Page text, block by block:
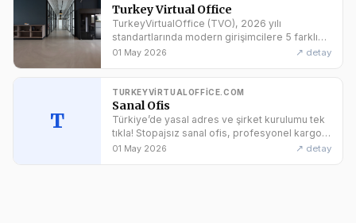
Turkey Virtual Office
TurkeyVirtualOffice (TVO), 2026 yılı
standartlarında modern girişimcilere 5 farklı
dilde prestijli yasal adres, şirket kuruluşu
için doğru adrestesiniz.
01 May 2026 ↗ detay
T
TURKEYVIRTUALOFFICE.COM
Sanal Ofis
Türkiye’de yasal adres ve şirket kurulumu tek
tıkla! Stopajsız sanal ofis, profesyonel kargo
yönetimi ve prestijli lokasyonlarla işinizi her
01 May 2026 ↗ detay